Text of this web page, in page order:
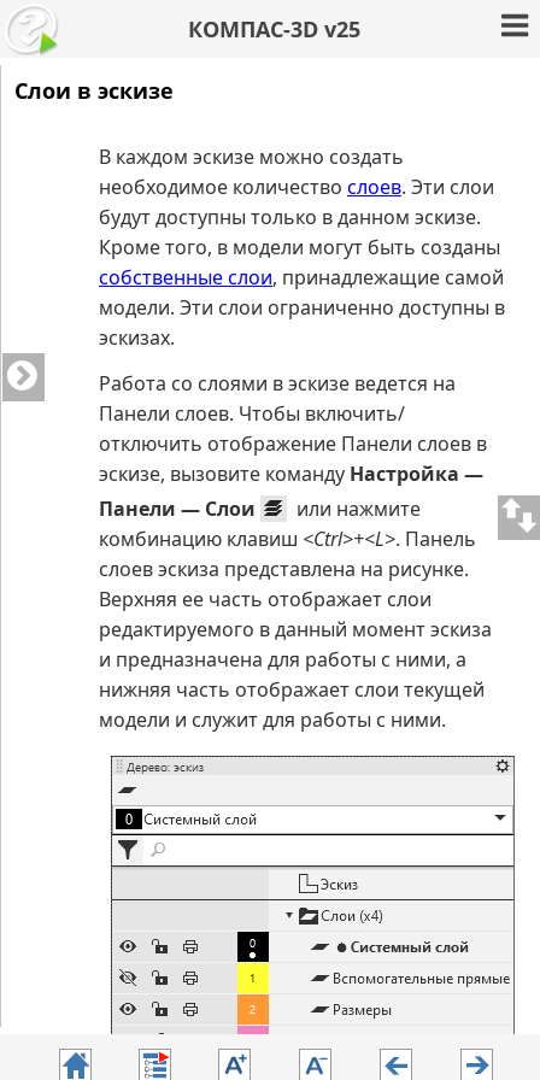
КОМПАС-3D v25
Слои в эскизе
В каждом эскизе можно создать
необходимое количество слоев. Эти слои
будут доступны только в данном эскизе.
Кроме того, в модели могут быть созданы
собственные слои, принадлежащие самой
модели. Эти слои ограниченно доступны в
эскизах.
Работа со слоями в эскизе ведется на
Панели слоев. Чтобы включить/
отключить отображение Панели слоев в
эскизе, вызовите команду Настройка —
Панели — Слои
или нажмите
комбинацию клавиш <Ctrl>+<L>. Панель
слоев эскиза представлена на рисунке.
Верхняя ее часть отображает слои
редактируемого в данный момент эскиза
и предназначена для работы с ними, а
нижняя часть отображает слои текущей
модели и служит для работы с ними.